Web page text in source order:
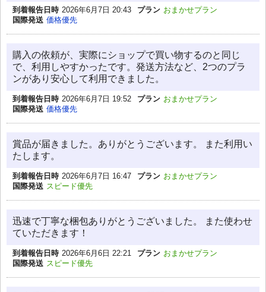
到着報告日時 2026年6月7日 20:43 プラン おまかせプラン
国際発送 価格優先
購入の依頼が、実際にショップで買い物するのと同じ
で、利用しやすかったです。発送方法など、2つのプラ
ンがあり安心して利用できました。
到着報告日時 2026年6月7日 19:52 プラン おまかせプラン
国際発送 価格優先
賞品が届きました。ありがとうございます。 また利用い
たします。
到着報告日時 2026年6月7日 16:47 プラン おまかせプラン
国際発送 スピード優先
迅速で丁寧な梱包ありがとうございました。 また使わせ
ていただきます！
到着報告日時 2026年6月6日 22:21 プラン おまかせプラン
国際発送 スピード優先